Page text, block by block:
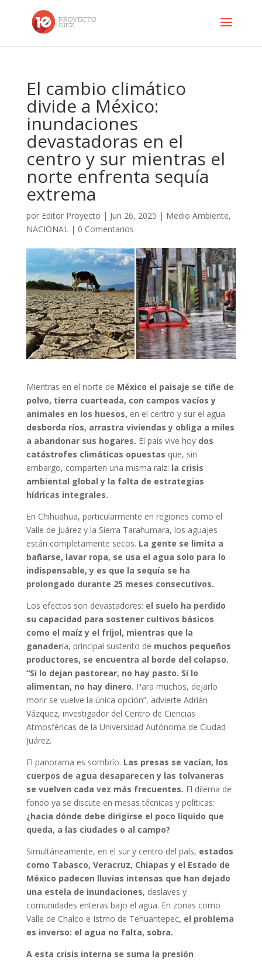
El cambio climático
divide a México:
inundaciones
devastadoras en el
centro y sur mientras el
norte enfrenta sequía
extrema
por Editor Proyecto | Jun 26, 2025 | Medio Ambiente,
NACIONAL| 0 Comentarios
Mientras en el norte de México el paisaje se tiñe de
polvo, tierra cuarteada, con campos vacíos y
animales en los huesos, en el centro y sur el agua
desborda ríos, arrastra viviendas y obliga a miles
a abandonar sus hogares. El país vive hoy dos
catástrofes climáticas opuestas que, sin
embargo, comparten una misma raíz: la crisis
ambiental global y la falta de estrategias
hídricas integrales.
En Chihuahua, particularmente en regiones como el
Valle de Juárez y la Sierra Tarahumara, los aguajes
están completamente secos. La gente se limita a
bañarse, lavar ropa, se usa el agua solo para lo
indispensable, y es que la sequía se ha
prolongado durante 25 meses consecutivos.
Los efectos son devastadores: el suelo ha perdido
su capacidad para sostener cultivos básicos
como el maíz y el frijol, mientras que la
ganadería, principal sustento de muchos pequeños
productores, se encuentra al borde del colapso.
“Si lo dejan pastorear, no hay pasto. Si lo
alimentan, no hay dinero. Para muchos, dejarlo
morir se vuelve la única opción”, advierte Adrián
Vázquez, investigador del Centro de Ciencias
Atmosféricas de la Universidad Autónoma de Ciudad
Juárez.
El panorama es sombrío. Las presas se vacían, los
cuerpos de agua desaparecen y las tolvaneras
se vuelven cada vez más frecuentes. El dilema de
fondo ya se discute en mesas técnicas y políticas:
¿hacia dónde debe dirigirse el poco líquido que
queda, a las ciudades o al campo?
Simultáneamente, en el sur y centro del país, estados
como Tabasco, Veracruz, Chiapas y el Estado de
México padecen lluvias intensas que han dejado
una estela de inundaciones, deslaves y
comunidades enteras bajo el agua. En zonas como
Valle de Chalco e Istmo de Tehuantepec, el problema
es inverso: el agua no falta, sobra.
A esta crisis interna se suma la presión